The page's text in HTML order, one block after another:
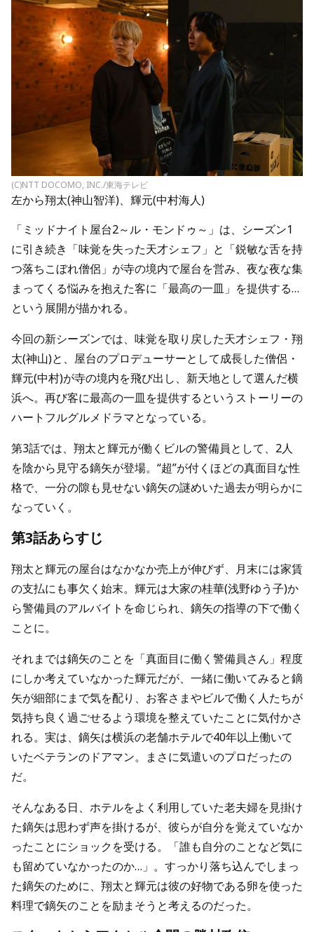
(C)NTT DOCOMO, INC./東海テレビ
左から翔太(神山智洋)、輝元(中村海人)
「ミッドナイト屋台2～ル・モンドゥ～」は、シーズン1
に引き続き「味覚を失った天才シェフ」と「鋭敏な舌を持
つ落ちこぼれ僧侶」が寺の境内で屋台を営み、夜な夜な集
まってくる悩みを抱えた客に「最高の一皿」を提供する…
という展開が描かれる。
今回の新シーズンでは、味覚を取り戻した天才シェフ・翔
太(神山)と、屋台のプロデューサーとして成長した僧侶・
輝元(中村)が寺の境内を飛び出し、新天地として選んだ横
浜へ。再び客に最高の一皿を提供するというストーリーの
ハートフルグルメドラマとなっている。
第3話では、翔太と輝元が働くビルの警備員として、2人
を陰から見守る鏑矢が登場。“超”が付くほどの真面目な性
格で、一分の隙も見せない鏑矢の謎めいた過去が明らかに
なっていく。
第3話あらすじ
翔太と輝元の屋台はなかなか売上が伸びず、月末には家賃
の支払にも事欠く始末。輝元は大家の桂華(浅野ゆう子)か
ら警備員のアルバイトを命じられ、鏑矢の指導の下で働く
ことに。
それまでは鏑矢のことを「真面目に働く警備員さん」程度
にしか考えていなかった輝元だが、一緒に働いてみると鏑
矢が細部にまで気を配り、お客さまやビルで働く人たちが
気持ち良く過ごせるよう環境を整えていたことに気付かさ
れる。実は、鏑矢は横浜の老舗ホテルで40年以上働いて
いたベテランのドアマン。まさに気遣いのプロだったの
だ。
そんなある日、ホテルをよく利用していた老夫婦を見掛け
た鏑矢は思わず声を掛けるが、彼らが自分を覚えていなか
ったことにショックを受ける。「誰も自分のことなど気に
も留めていなかったのか…」。すっかり落ち込んでしまっ
た鏑矢のために、翔太と輝元は彼の好物である卵を使った
料理で鏑矢のことを励まそうと考えるのだった。